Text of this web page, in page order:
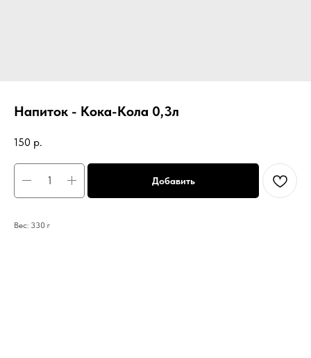
Напиток - Кока-Кола 0,3л
150 р.
Добавить
Вес: 330 г